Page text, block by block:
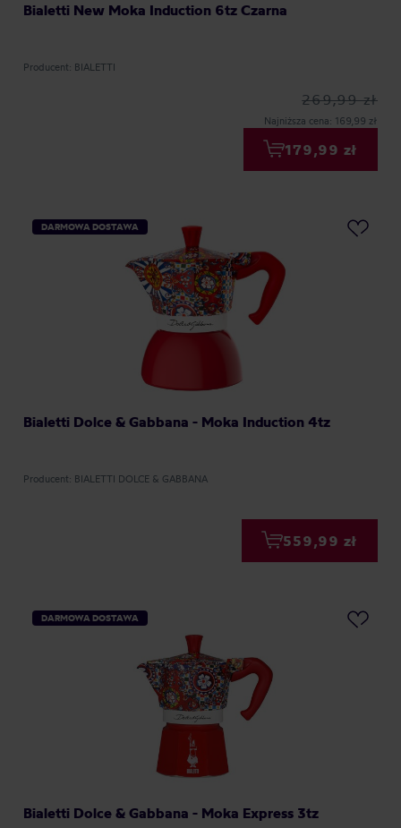
Bialetti New Moka Induction 6tz Czarna
Producent: BIALETTI
269,99 zł
Najniższa cena: 169,99 zł
179,99 zł
DARMOWA DOSTAWA
Bialetti Dolce & Gabbana - Moka Induction 4tz
Producent: BIALETTI DOLCE & GABBANA
559,99 zł
DARMOWA DOSTAWA
Bialetti Dolce & Gabbana - Moka Express 3tz